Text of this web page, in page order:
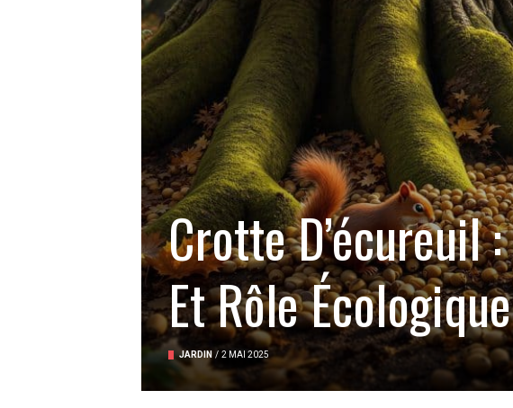
Crotte D’écureuil
Et Rôle Écologique
JARDIN / 2 MAI 2025